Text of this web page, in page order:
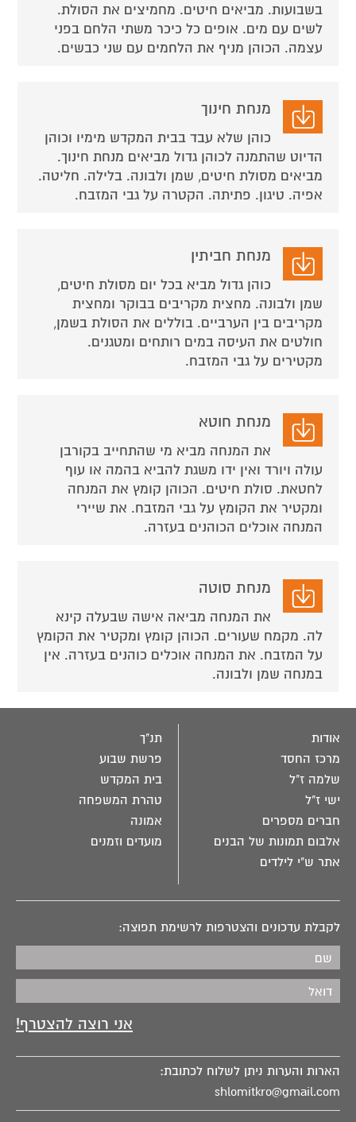
בשבועות. מביאים חיטים. מחמיצים את הסולת.
לשים עם מים. אופים כל כיכר משתי הלחם בפני
עצמה. הכוהן מניף את הלחמים עם שני כבשים.
מנחת חינוך
כוהן שלא עבד בבית המקדש מימיו וכוהן
הדיוט שהתמנה לכוהן גדול מביאים מנחת חינוך.
מביאים מסולת חיטים, שמן ולבונה. בלילה. חליטה.
אפיה. טיגון. פתיתה. הקטרה על גבי המזבח.
מנחת חביתין
כוהן גדול מביא בכל יום מסולת חיטים,
שמן ולבונה. מחצית מקריבים בבוקר ומחצית
מקריבים בין הערביים. בוללים את הסולת בשמן,
חולטים את העיסה במים רותחים ומטגנים.
מקטירים על גבי המזבח.
מנחת חוטא
את המנחה מביא מי שהתחייב בקורבן
עולה ויורד ואין ידו משגת להביא בהמה או עוף
לחטאת. סולת חיטים. הכוהן קומץ את המנחה
ומקטיר את הקומץ על גבי המזבח. את שיירי
המנחה אוכלים הכוהנים בעזרה.
מנחת סוטה
את המנחה מביאה אישה שבעלה קינא
לה. מקמח שעורים. הכוהן קומץ ומקטיר את הקומץ
על המזבח. את המנחה אוכלים כוהנים בעזרה. אין
במנחה שמן ולבונה.
אודות
מרכז החסד
שלמה ז"ל
ישי ז"ל
חברים מספרים
אלבום תמונות של הבנים
אתר ש"י לילדים
תנ"ך
פרשת שבוע
בית המקדש
טהרת המשפחה
אמונה
מועדים וזמנים
לקבלת עדכונים והצטרפות לרשימת תפוצה:
הארות והערות ניתן לשלוח לכתובת:
shlomitkro@gmail.com